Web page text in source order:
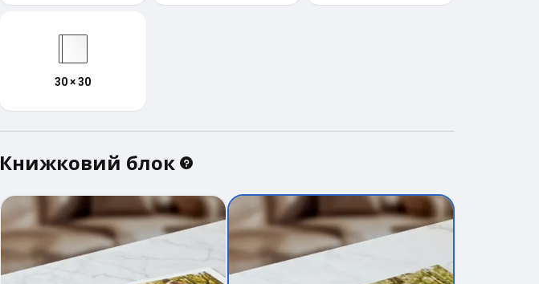
30 × 30
Книжковий блок